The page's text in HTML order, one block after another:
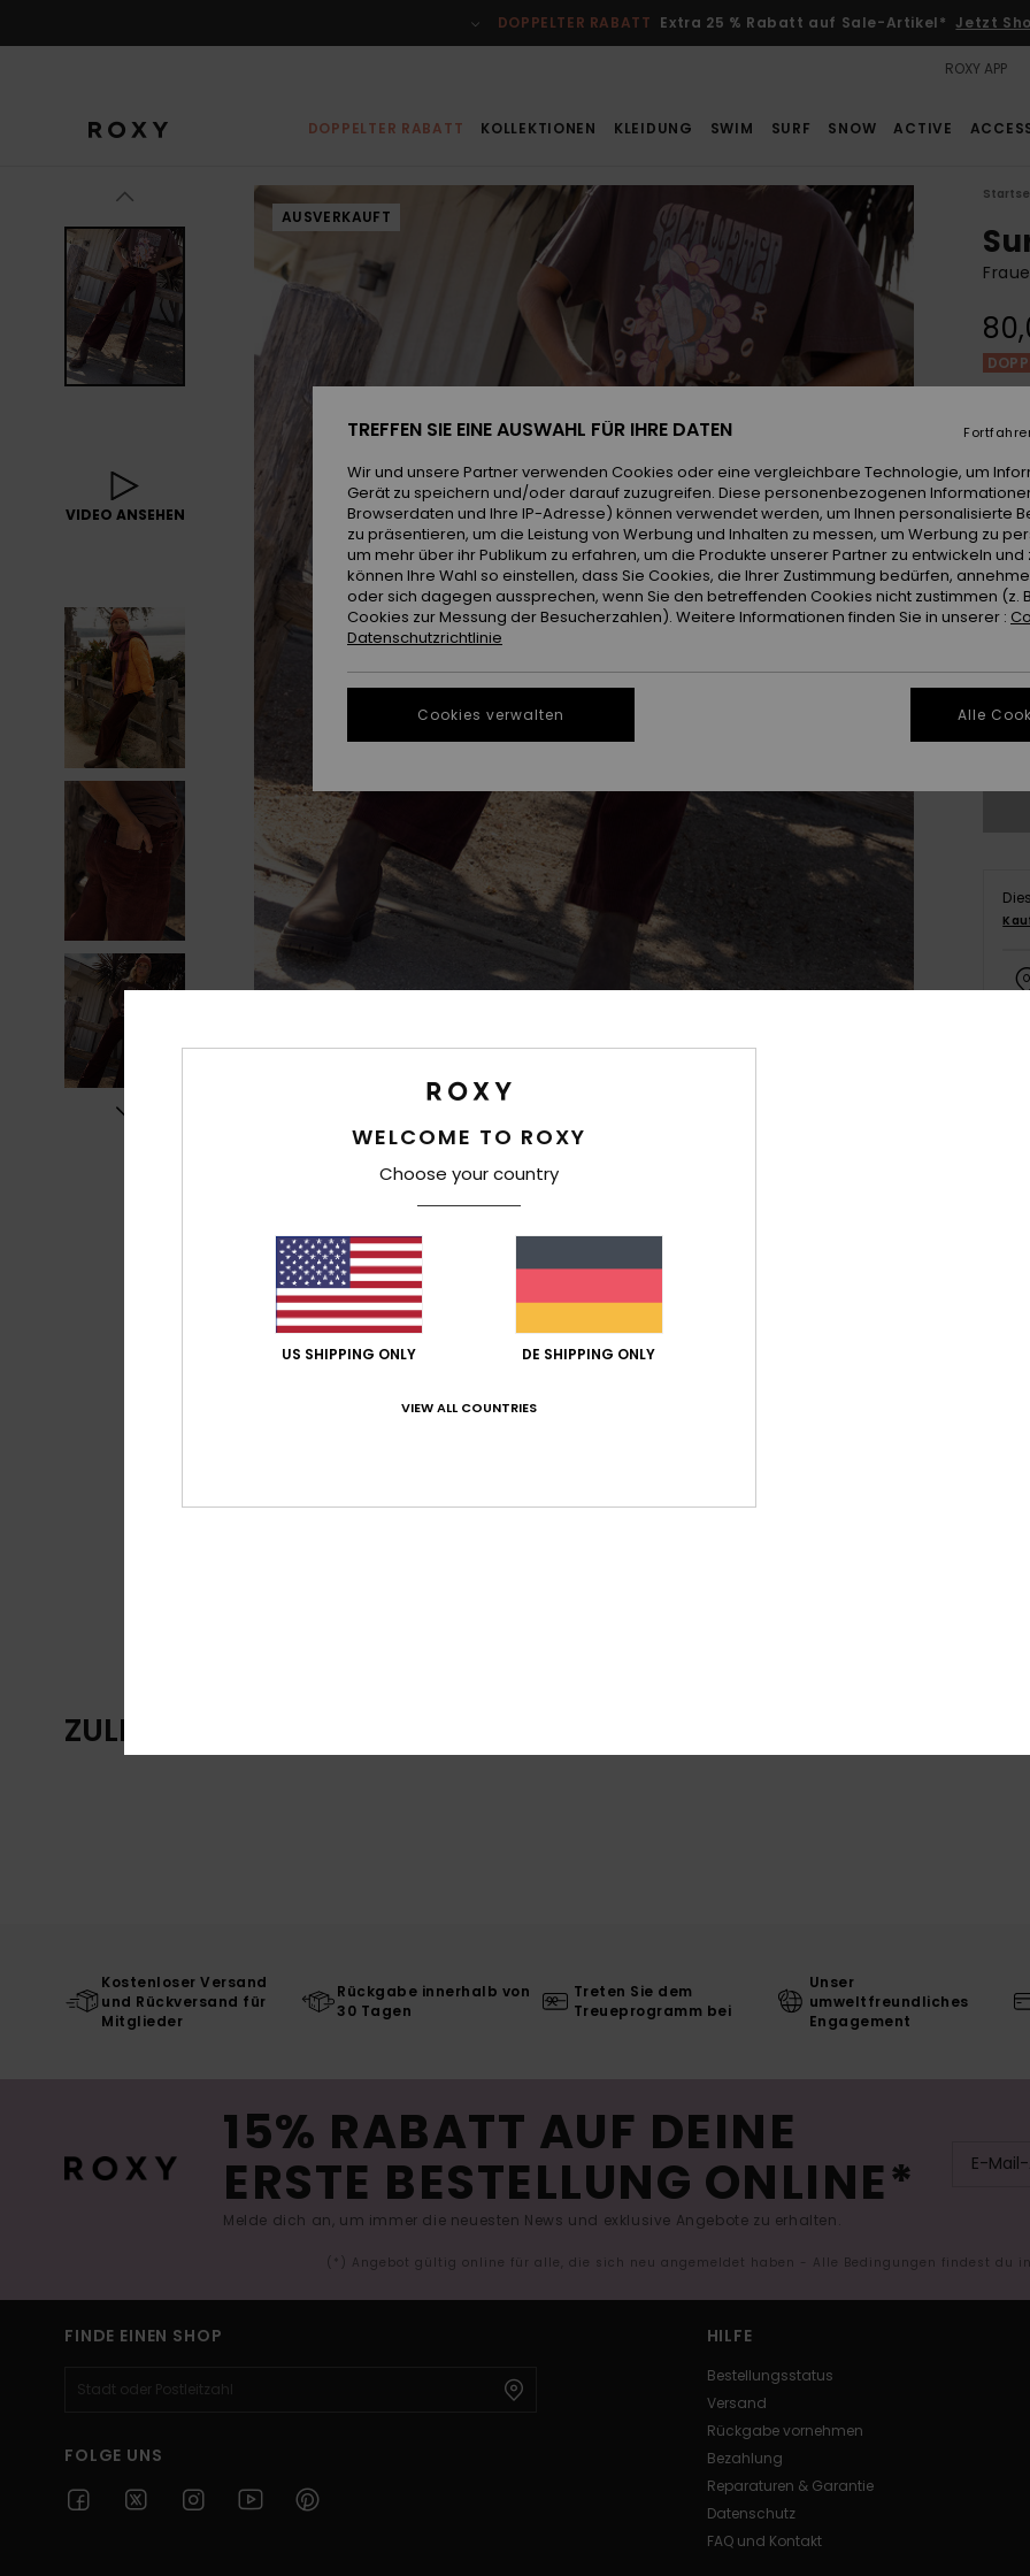
DOPPELTER RABATT Extra 25 % Rabatt auf Sale-Artikel* Jetzt
ROXY APP
DOPPELTER RABATT KOLLEKTIONEN KLEIDUNG SWIM SURF SNOW ACTIVE
VIDEO ANSEHEN
AUSVERKAUFT
Farbe
24
30
ZULETZT ANGESEHENE ARTIKEL
Kostenloser Versand
und Rückversand für
Mitglieder
Rückgabe innerhalb von
30 Tagen
Treten Sie dem
Treueprogramm bei
Unser
umweltfreundliches
Engagement
15% RABATT AUF DEINE
ERSTE BESTELLUNG ONLINE*
Melde dich an, um immer die neuesten News und exklusive Angebote zu erhalten.
(*) Angebot gültig online für alle, die sich neu angemeldet haben - Alle Bedingungen findest du
FINDE EINEN SHOP
FOLGE UNS
HILFE
Bestellungsstatus
Versand
Rückgabe vornehmen
Bezahlung
Reparaturen & Garantie
Datenschutz
FAQ und Kontakt
WELCOME TO ROXY
Choose your country
US SHIPPING ONLY DE SHIPPING ONLY
VIEW ALL COUNTRIES
TREFFEN SIE EINE AUSWAHL FÜR IHRE DATEN
Wir und unsere Partner verwenden Cookies oder eine vergleichbare Technologie, um
Gerät zu speichern und/oder darauf zuzugreifen. Diese personenbezogenen
Browserdaten und Ihre IP-Adresse) können verwendet werden, um Ihnen personalisierte
zu präsentieren, um die Leistung von Werbung und Inhalten zu messen, um Werbung zu
um mehr über ihr Publikum zu erfahren, um die Produkte unserer Partner zu entwickeln und
können Ihre Wahl so einstellen, dass Sie Cookies, die Ihrer Zustimmung bedürfen,
oder sich dagegen aussprechen, wenn Sie den betreffenden Cookies nicht zustimmen (z.
Cookies zur Messung der Besucherzahlen). Weitere Informationen finden Sie in unserer :
Datenschutzrichtlinie
Cookies verwalten Alle